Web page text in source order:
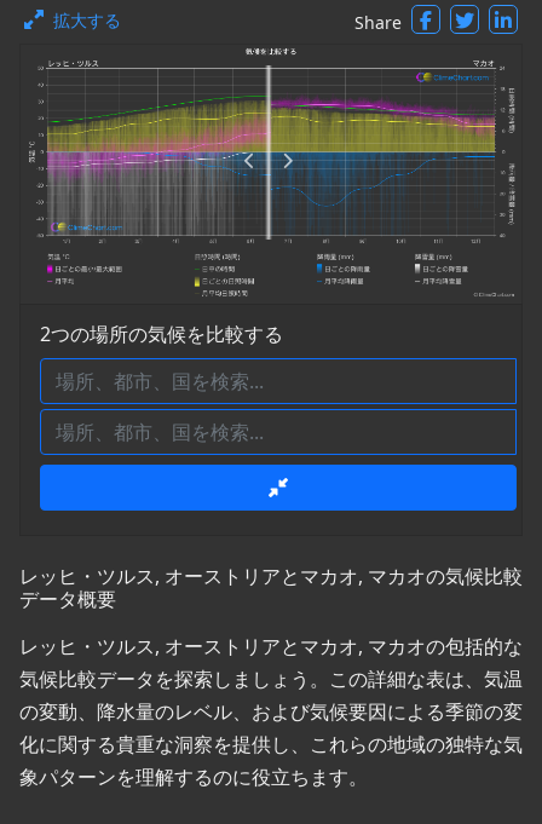
拡大する Share
2つの場所の気候を比較する
レッヒ・ツルス, オーストリアとマカオ, マカオの気候比較
データ概要
レッヒ・ツルス, オーストリアとマカオ, マカオの包括的な
気候比較データを探索しましょう。この詳細な表は、気温
の変動、降水量のレベル、および気候要因による季節の変
化に関する貴重な洞察を提供し、これらの地域の独特な気
象パターンを理解するのに役立ちます。